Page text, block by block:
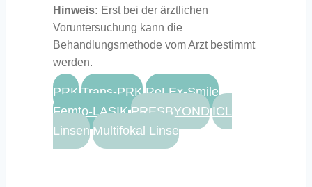
Hinweis: Erst bei der ärztlichen
Voruntersuchung kann die
Behandlungsmethode vom Arzt bestimmt
werden.
PRK Trans-PRK ReLEx-Smile
Femto-LASIK PRESBYOND ICL
Linsen Multifokal Linse